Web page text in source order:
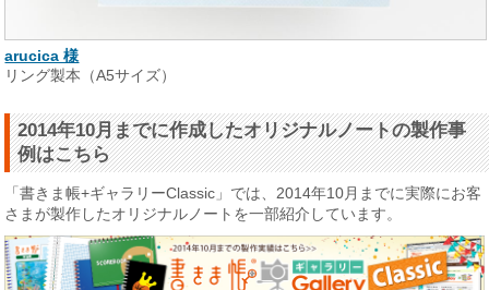
arucica 様
リング製本（A5サイズ）
2014年10月までに作成したオリジナルノートの製作事
例はこちら
「書きま帳+ギャラリーClassic」では、2014年10月までに実際にお客
さまが製作したオリジナルノートを一部紹介しています。